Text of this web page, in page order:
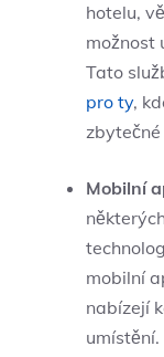
hotelu,
možnost
Tato
pro ty,
Mobilní
mobilní
nabízejí
umístění.